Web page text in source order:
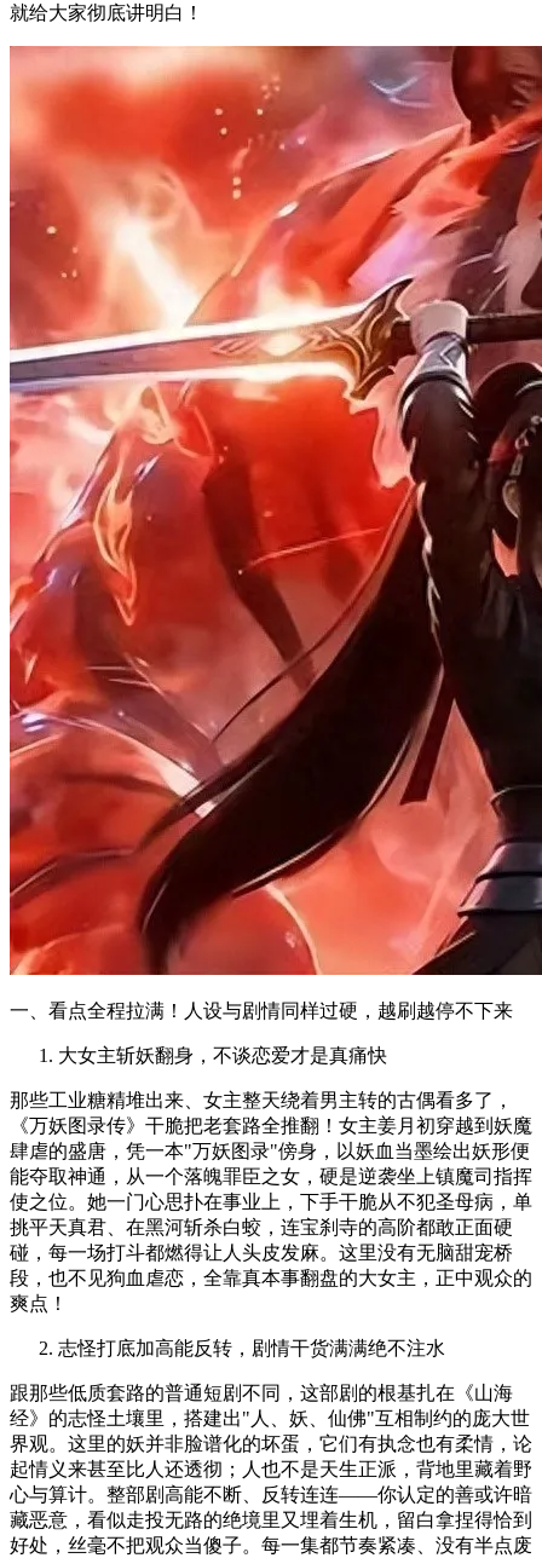
就给大家彻底讲明白！
一、看点全程拉满！人设与剧情同样过硬，越刷越停不下来
大女主斩妖翻身，不谈恋爱才是真痛快
那些工业糖精堆出来、女主整天绕着男主转的古偶看多了，
《万妖图录传》干脆把老套路全推翻！女主姜月初穿越到妖魔
肆虐的盛唐，凭一本"万妖图录"傍身，以妖血当墨绘出妖形便
能夺取神通，从一个落魄罪臣之女，硬是逆袭坐上镇魔司指挥
使之位。她一门心思扑在事业上，下手干脆从不犯圣母病，单
挑平天真君、在黑河斩杀白蛟，连宝刹寺的高阶都敢正面硬
碰，每一场打斗都燃得让人头皮发麻。这里没有无脑甜宠桥
段，也不见狗血虐恋，全靠真本事翻盘的大女主，正中观众的
爽点！
志怪打底加高能反转，剧情干货满满绝不注水
跟那些低质套路的普通短剧不同，这部剧的根基扎在《山海
经》的志怪土壤里，搭建出"人、妖、仙佛"互相制约的庞大世
界观。这里的妖并非脸谱化的坏蛋，它们有执念也有柔情，论
起情义来甚至比人还透彻；人也不是天生正派，背地里藏着野
心与算计。整部剧高能不断、反转连连——你认定的善或许暗
藏恶意，看似走投无路的绝境里又埋着生机，留白拿捏得恰到
好处，丝毫不把观众当傻子。每一集都节奏紧凑、没有半点废